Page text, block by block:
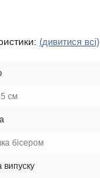
(дивитися всі)
см
бісером